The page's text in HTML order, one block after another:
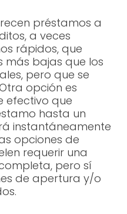
préstamos a
a veces
rápidos, que
más bajas que los
pero que se
opción es
efectivo que
hasta un
instantáneamente
opciones de
requerir una
pero sí
de apertura y/o